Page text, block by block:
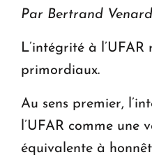
Par Bertrand
L’intégrité à
primordiaux.
Au sens premier,
l’UFAR comme une
équivalente à